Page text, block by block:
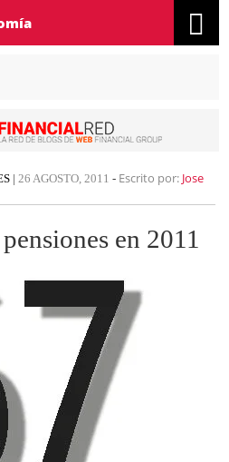
| 26 AGOSTO, 2011 - Escrito por: Jose
en 2011